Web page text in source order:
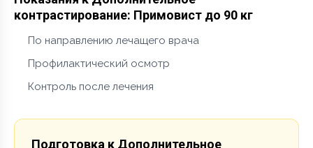
контрастирование: Примовист до 90 кг
По направлению лечащего врача
Профилактический осмотр
Контроль после лечения
Подготовка к Дополнительное